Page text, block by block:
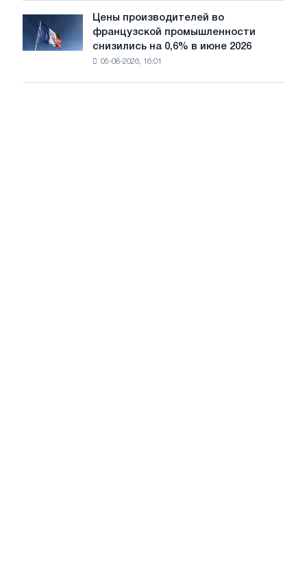
после
одобрения
Европейской
Цены
производителей
во
Цены производителей во
французской промышленности
снизились на 0,6% в июне 2026
05-08-2026, 16:01